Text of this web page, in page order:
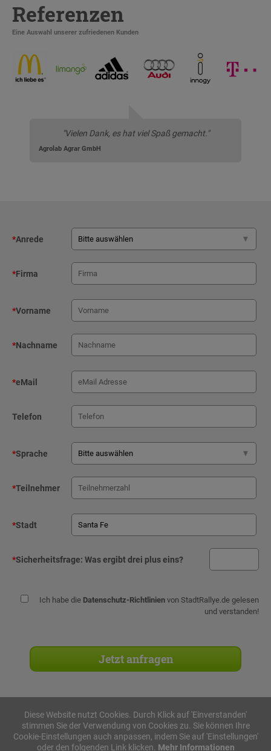
Referenzen
Eine Auswahl unserer zufriedenen Kunden
"Vielen Dank, es hat viel Spaß gemacht."
Agrolab Agrar GmbH
*Anrede
*Firma
*Vorname
*Nachname
*eMail
Telefon
*Sprache
*Teilnehmer
*Stadt
*Sicherheitsfrage: Was ergibt drei plus eins?
Ich habe die Datenschutz-Richtlinien von StadtRallye.de gelesen
und verstanden!
Stadtrallyes
iPad Rallye
Diese Website nutzt Cookies. Durch Klick auf 'Einverstanden'
stimmen Sie der Verwendung von Cookies zu. Sie können Ihre
Cookie-Einstellungen auch anpassen, indem Sie auf 'Einstellungen'
oder den folgenden Link klicken. Mehr Informationen